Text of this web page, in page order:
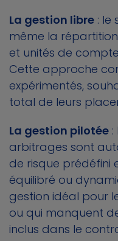
La gestion libre : le
même la
et unités de
Cette approche
expérimentés,
total de leurs
La gestion pilotée
arbitrages sont
de risque prédéfini
équilibré ou
gestion idéal pour
ou qui manquent
inclus dans le